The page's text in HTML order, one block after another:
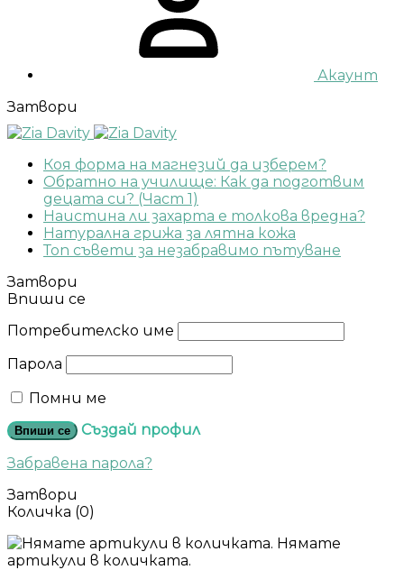
Акаунт
Затвори
Коя форма на магнезий да изберем?
Обратно на училище: Как да подготвим
децата си? (Част 1)
Наистина ли захарта е толкова вредна?
Натурална грижа за лятна кожа
Топ съвети за незабравимо пътуване
Затвори
Впиши се
Потребителско име
Парола
Помни ме
Впиши се
Създай профил
Забравена парола?
Затвори
Количка (0)
Нямате
артикули в количката.